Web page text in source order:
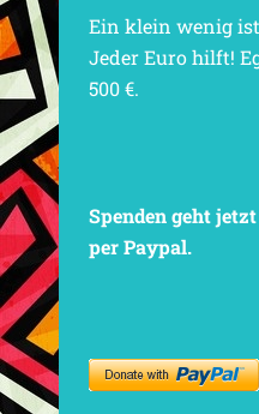
Ein klein wenig
Jeder Euro hilft!
500 €.
Spenden geht
per Paypal.